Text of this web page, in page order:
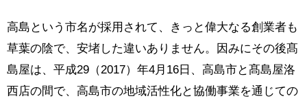
高島という市名が採用されて、きっと偉大なる創業者も
草葉の陰で、安堵した違いありません。因みにその後髙
島屋は、平成29（2017）年4月16日、高島市と髙島屋洛
西店の間で、高島市の地域活性化と協働事業を通じての